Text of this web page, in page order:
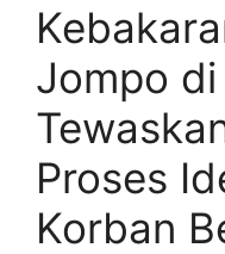
Jompo
Proses
Korban